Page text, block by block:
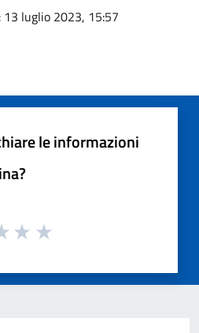
: 13 luglio 2023, 15:57
le informazioni